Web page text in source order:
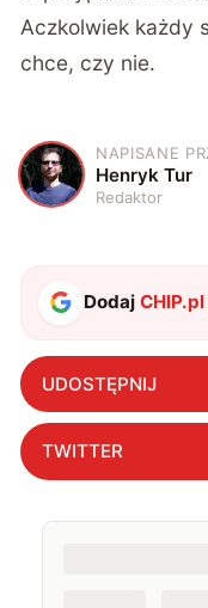
Aczkolwiek każdy
chce, czy nie.
H
NAPISANE
Henryk Tur
Redaktor
DodajCHIP.pl
UDOSTĘPNIJ
TWITTER